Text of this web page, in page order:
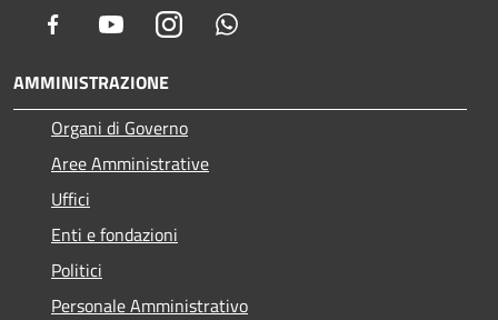
Facebook YoutubeInstagram
AMMINISTRAZIONE
Organi di Governo
Aree Amministrative
Uffici
Enti e fondazioni
Politici
Personale Amministrativo